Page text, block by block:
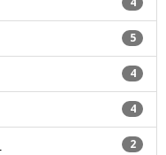
5
4
4
2